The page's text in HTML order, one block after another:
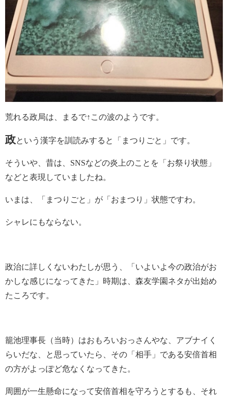
荒れる政局は、まるで↑この波のようです。
政という漢字を訓読みすると「まつりごと」です。
そういや、昔は、SNSなどの炎上のことを「お祭り状態」
などと表現していましたね。
いまは、「まつりごと」が「おまつり」状態ですわ。
シャレにもならない。
政治に詳しくないわたしが思う、「いよいよ今の政治がお
かしな感じになってきた」時期は、森友学園ネタが出始め
たころです。
籠池理事長（当時）はおもろいおっさんやな、アブナイく
らいだな、と思っていたら、その「相手」である安倍首相
の方がよっぽど危なくなってきた。
周囲が一生懸命になって安倍首相を守ろうとするも、それ